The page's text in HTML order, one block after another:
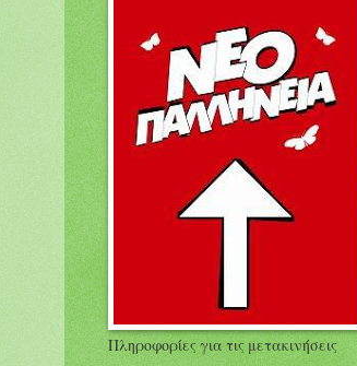
Πληροφορίες για τις μετακινήσεις